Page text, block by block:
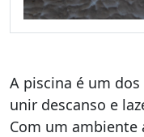
A piscina é um
unir descanso e
Com um ambiente